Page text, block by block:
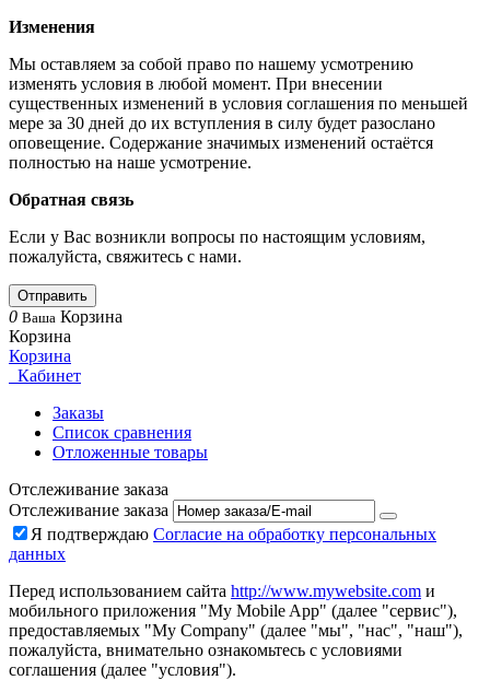
Изменения
Мы оставляем за собой право по нашему усмотрению
изменять условия в любой момент. При внесении
существенных изменений в условия соглашения по меньшей
мере за 30 дней до их вступления в силу будет разослано
оповещение. Содержание значимых изменений остаётся
полностью на наше усмотрение.
Обратная связь
Если у Вас возникли вопросы по настоящим условиям,
пожалуйста, свяжитесь с нами.
Отправить
0 Ваша Корзина
Корзина
Корзина
Кабинет
Заказы
Список сравнения
Отложенные товары
Отслеживание заказа
Отслеживание заказа
Я подтверждаю Согласие на обработку персональных
данных
Перед использованием сайта http://www.mywebsite.com и
мобильного приложения "My Mobile App" (далее "сервис"),
предоставляемых "My Company" (далее "мы", "нас", "наш"),
пожалуйста, внимательно ознакомьтесь с условиями
соглашения (далее "условия").